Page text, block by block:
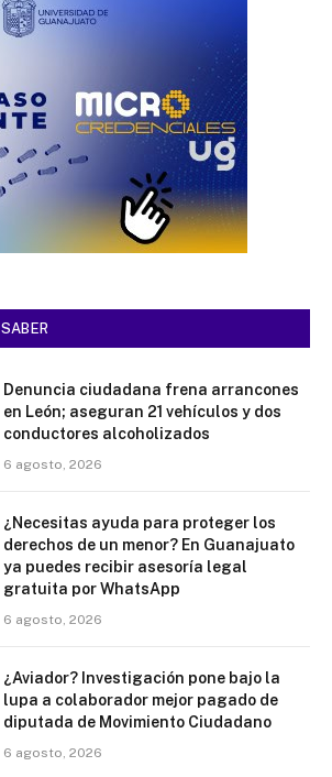
SABER
Denuncia ciudadana frena arrancones
en León; aseguran 21 vehículos y dos
conductores alcoholizados
6 agosto, 2026
¿Necesitas ayuda para proteger los
derechos de un menor? En Guanajuato
ya puedes recibir asesoría legal
gratuita por WhatsApp
6 agosto, 2026
¿Aviador? Investigación pone bajo la
lupa a colaborador mejor pagado de
diputada de Movimiento Ciudadano
6 agosto, 2026